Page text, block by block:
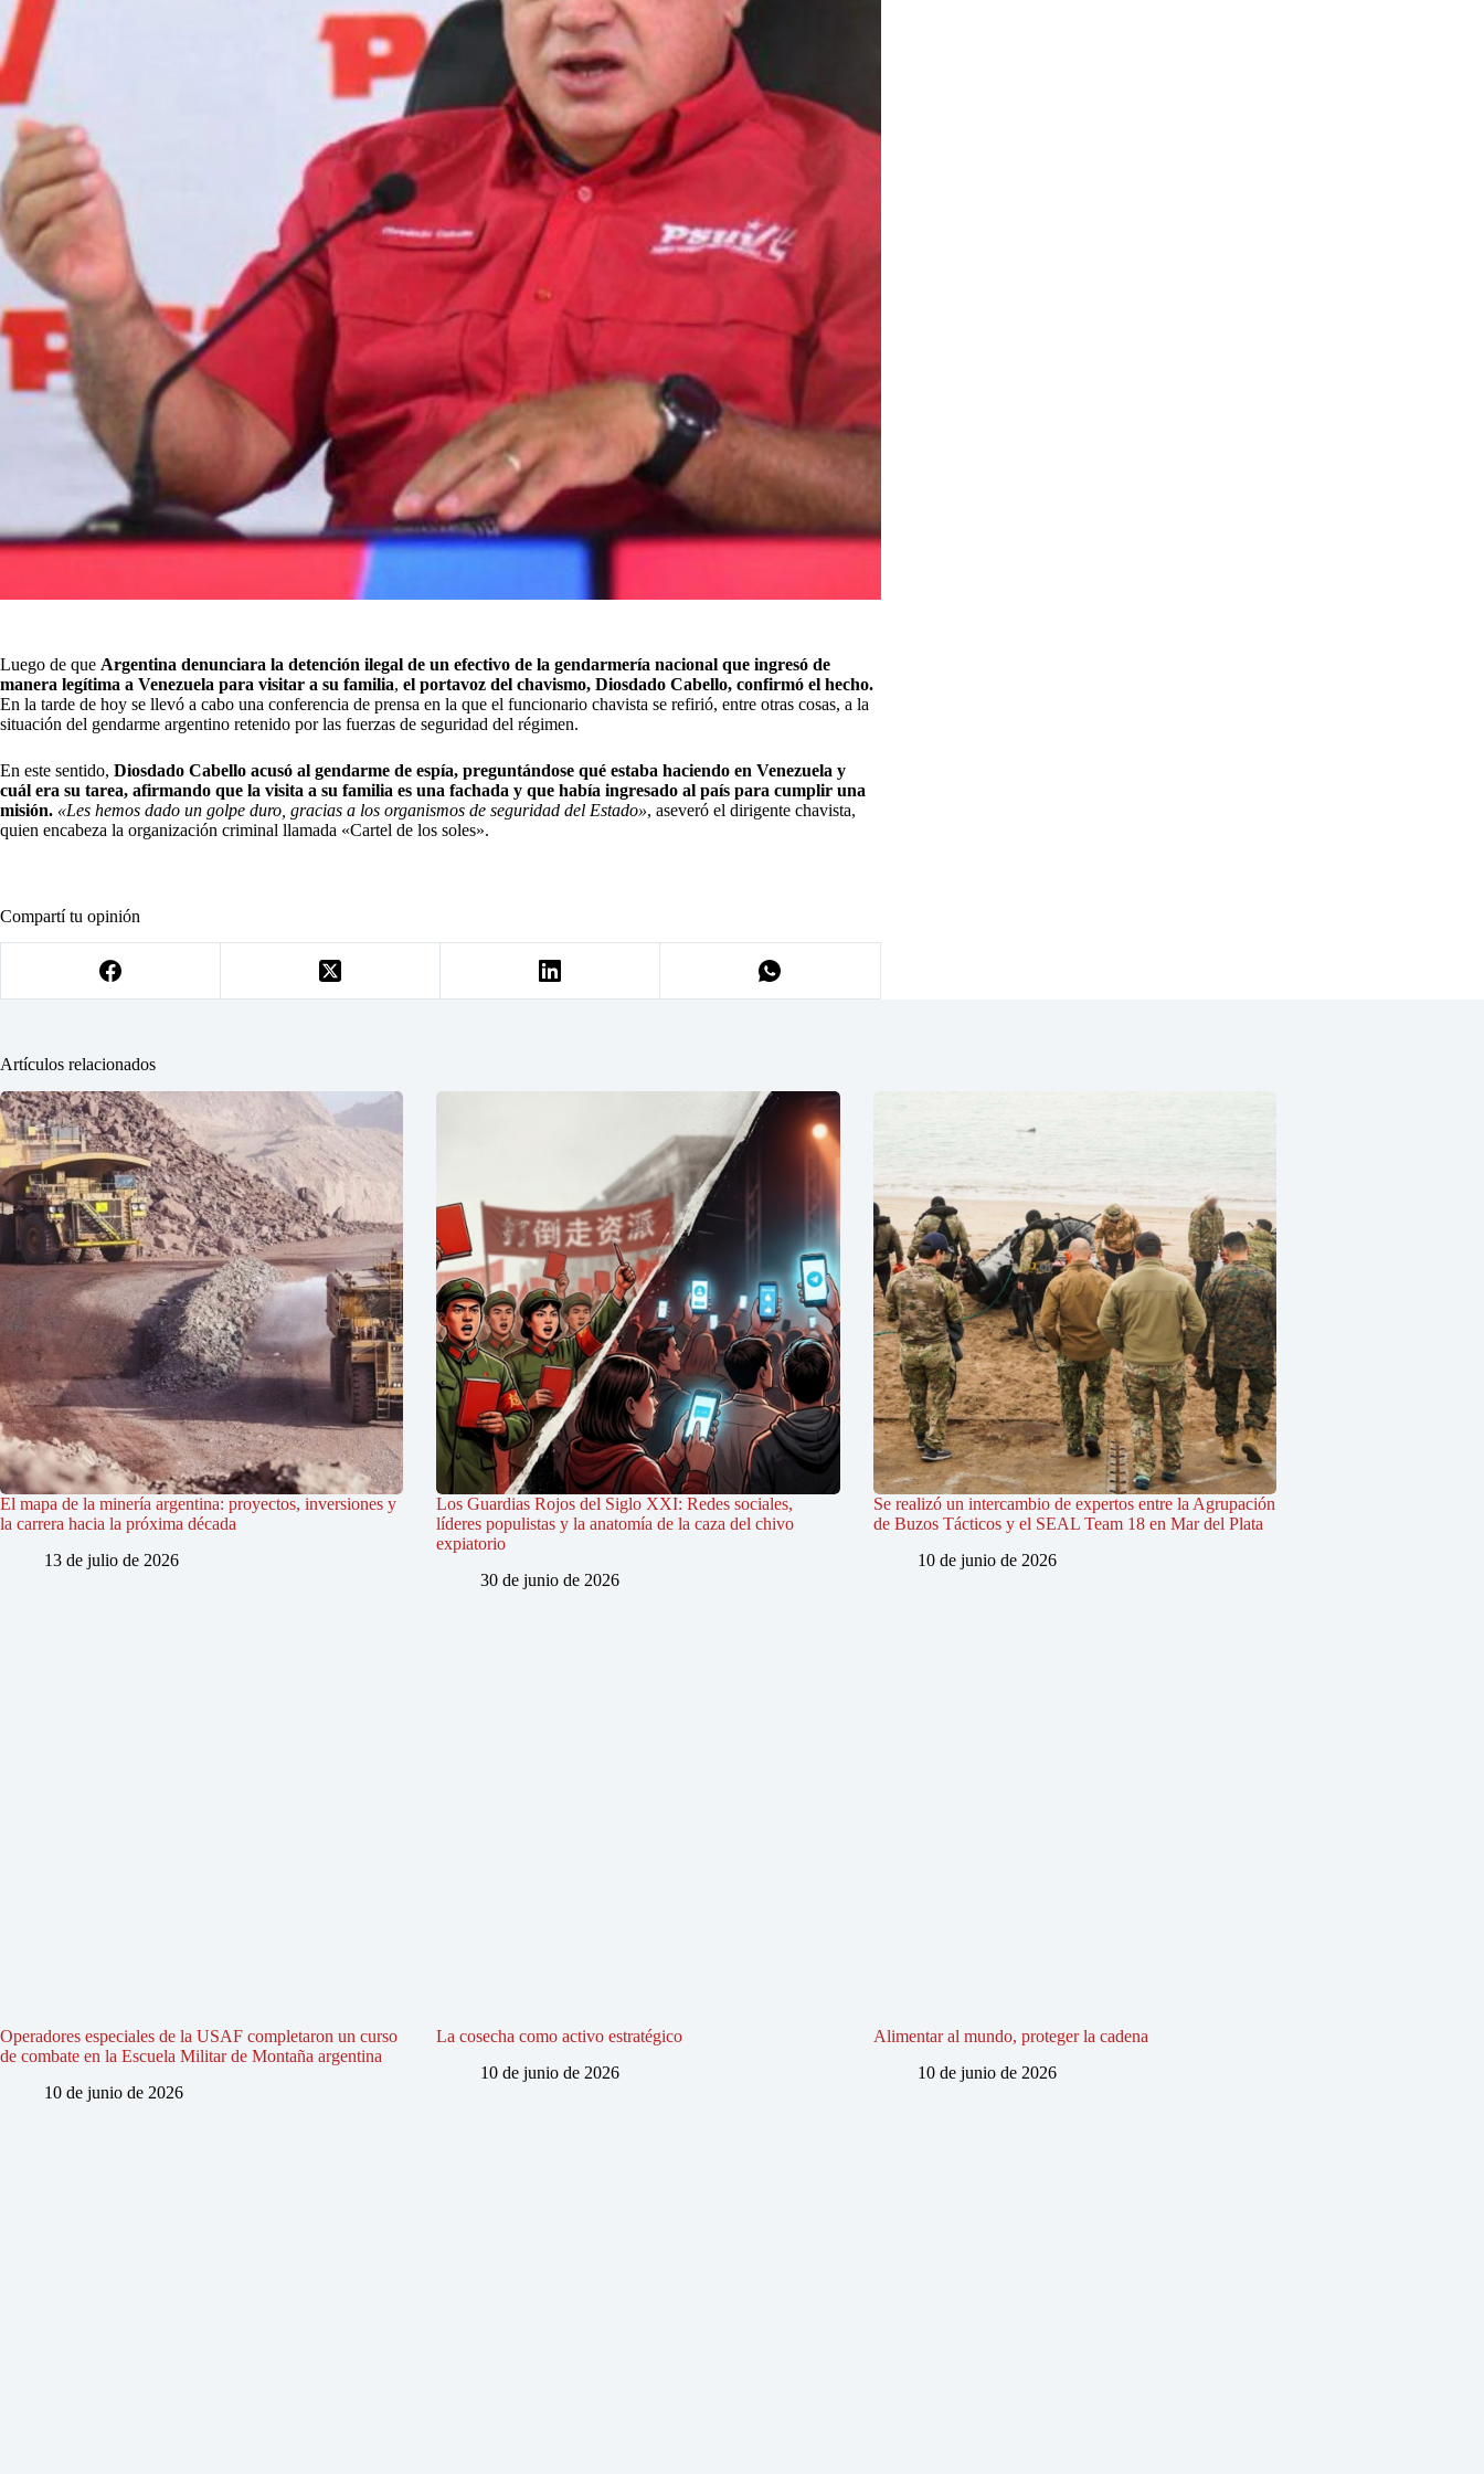
Luego de que Argentina denunciara la detención ilegal de un efectivo de la gendarmería nacional que ingresó de
manera legítima a Venezuela para visitar a su familia, el portavoz del chavismo, Diosdado Cabello, confirmó el hecho.
En la tarde de hoy se llevó a cabo una conferencia de prensa en la que el funcionario chavista se refirió, entre otras cosas, a la
situación del gendarme argentino retenido por las fuerzas de seguridad del régimen.
En este sentido, Diosdado Cabello acusó al gendarme de espía, preguntándose qué estaba haciendo en Venezuela y
cuál era su tarea, afirmando que la visita a su familia es una fachada y que había ingresado al país para cumplir una
misión. «Les hemos dado un golpe duro, gracias a los organismos de seguridad del Estado», aseveró el dirigente chavista,
quien encabeza la organización criminal llamada «Cartel de los soles».
Compartí tu opinión
Artículos relacionados
El mapa de la minería argentina: proyectos, inversiones y
la carrera hacia la próxima década
13 de julio de 2026
Los Guardias Rojos del Siglo XXI: Redes sociales,
líderes populistas y la anatomía de la caza del chivo
expiatorio
30 de junio de 2026
Se realizó un intercambio de expertos entre la Agrupación
de Buzos Tácticos y el SEAL Team 18 en Mar del Plata
10 de junio de 2026
Operadores especiales de la USAF completaron un curso
de combate en la Escuela Militar de Montaña argentina
10 de junio de 2026
La cosecha como activo estratégico
10 de junio de 2026
Alimentar al mundo, proteger la cadena
10 de junio de 2026